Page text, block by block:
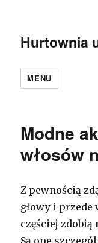
Hurtownia
MENU
Modne
włosów
Z pewnością
głowy i
częściej zdobią
Są one